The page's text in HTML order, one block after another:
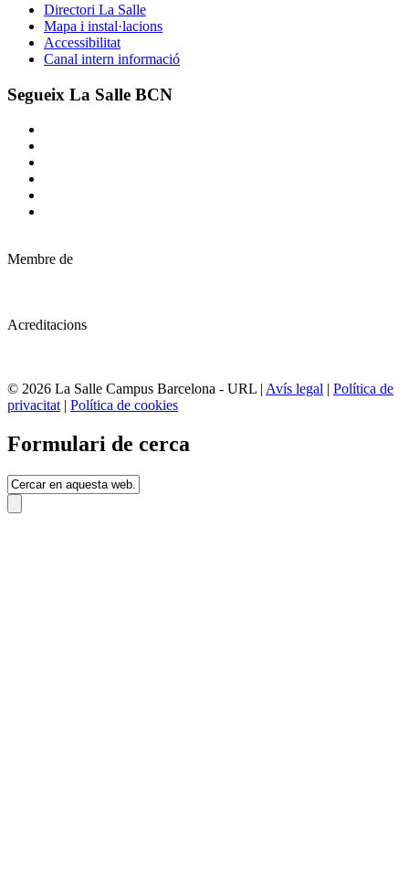
Directori La Salle
Mapa i instal·lacions
Accessibilitat
Canal intern informació
Segueix La Salle BCN
Membre de
Acreditacions
© 2026 La Salle Campus Barcelona - URL | Avís legal | Política de
privacitat | Política de cookies
Formulari de cerca